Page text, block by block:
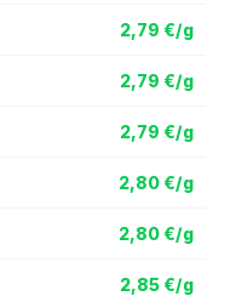
2,79 €/g
2,79 €/g
2,79 €/g
2,80 €/g
2,80 €/g
2,85 €/g